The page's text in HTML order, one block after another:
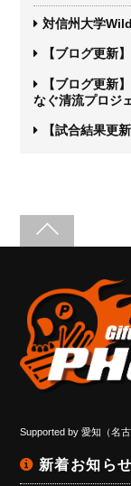
対信州大学
【ブログ更新
【ブログ更新
なぐ清流プロジ
【試合結果更
Supported by愛知（名
新着お知らせ